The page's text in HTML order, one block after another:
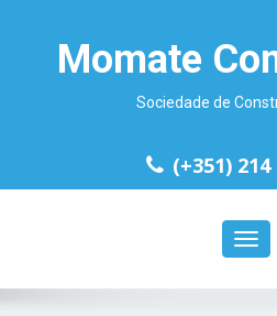
Momate
Sociedade de
(+351) 214